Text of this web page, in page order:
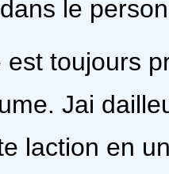
le
toujours
Jai
laction en